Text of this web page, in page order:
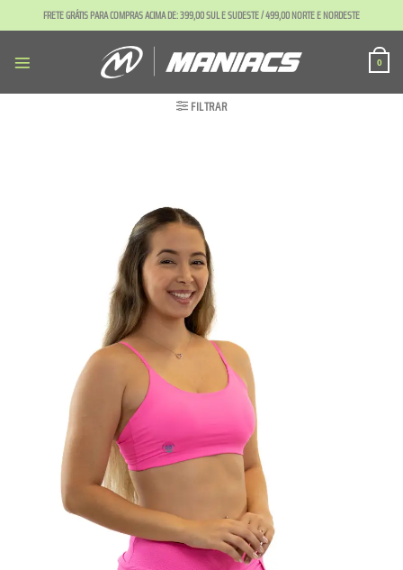
FRETE GRÁTIS PARA COMPRAS ACIMA DE: 399,00 SUL E SUDESTE / 499,00 NORTE E NORDESTE
0
FILTRAR